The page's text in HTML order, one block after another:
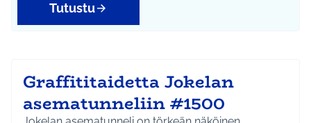
Tutustu
Graffititaidetta Jokelan
asematunneliin #1500